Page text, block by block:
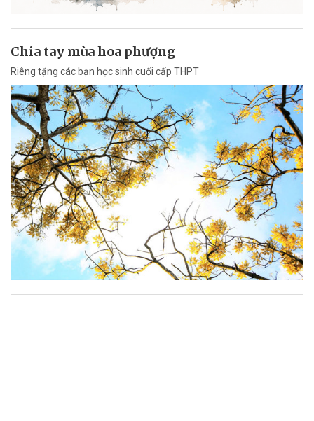
Chia tay mùa hoa phượng
Riêng tặng các bạn học sinh cuối cấp THPT